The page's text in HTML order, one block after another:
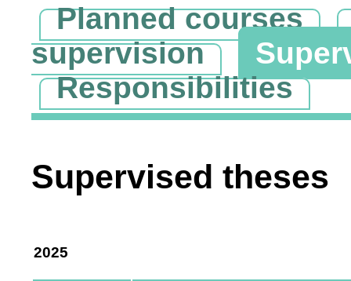
Planned courses
supervision
Responsibilities
Supervised theses
2025